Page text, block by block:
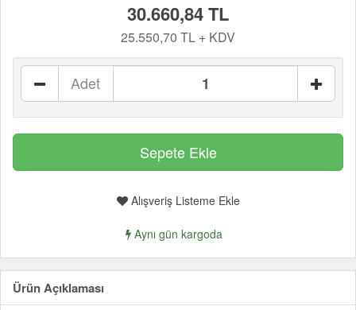
30.660,84 TL
25.550,70 TL + KDV
Adet
Alışveriş Listeme Ekle
Aynı gün kargoda
Ürün Açıklaması